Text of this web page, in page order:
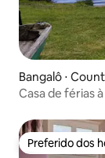
Bangalô ⋅
Casa de férias
Preferido dos
Preferido dos